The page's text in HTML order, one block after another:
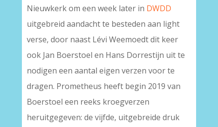
Nieuwkerk om een week later in DWDD
uitgebreid aandacht te besteden aan light
verse, door naast Lévi Weemoedt dit keer
ook Jan Boerstoel en Hans Dorrestijn uit te
nodigen een aantal eigen verzen voor te
dragen. Prometheus heeft begin 2019 van
Boerstoel een reeks kroegverzen
heruitgegeven: de vijfde, uitgebreide druk